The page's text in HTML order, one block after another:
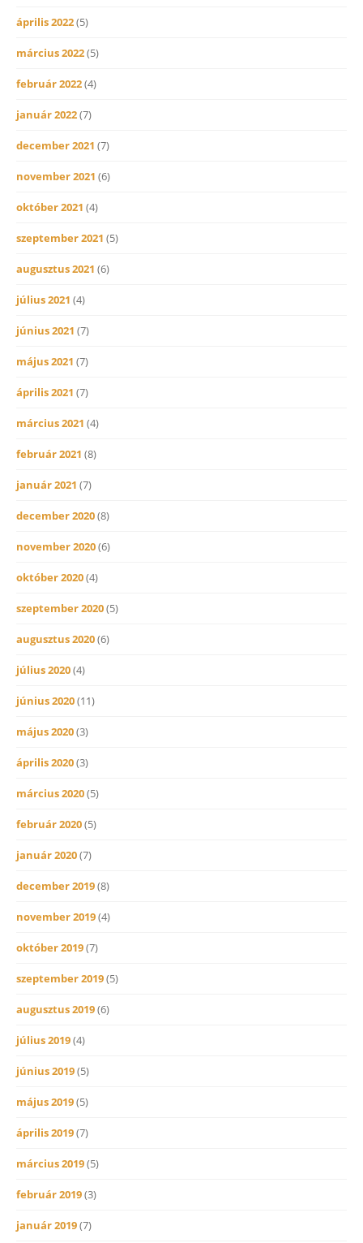
április 2022(5)
március 2022(5)
február 2022(4)
január 2022(7)
december 2021 (7)
november 2021 (6)
október 2021 (4)
szeptember 2021 (5)
augusztus 2021 (6)
július 2021 (4)
június 2021 (7)
május 2021 (7)
április 2021 (7)
március 2021 (4)
február 2021 (8)
január 2021 (7)
december 2020(8)
november 2020(6)
október 2020(4)
szeptember 2020(5)
augusztus 2020(6)
július 2020(4)
június 2020(11)
május 2020(3)
április 2020(3)
március 2020(5)
február 2020(5)
január 2020(7)
december 2019(8)
november 2019(4)
október 2019(7)
szeptember 2019(5)
augusztus 2019(6)
július 2019(4)
június 2019(5)
május 2019(5)
április 2019(7)
március 2019(5)
február 2019(3)
január 2019(7)